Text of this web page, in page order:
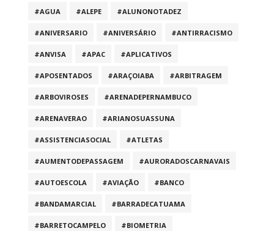
#AGUA #ALEPE #ALUNONOTADEZ
#ANIVERSARIO #ANIVERSÁRIO #ANTIRRACISMO
#ANVISA #APAC #APLICATIVOS
#APOSENTADOS #ARAÇOIABA #ARBITRAGEM
#ARBOVIROSES #ARENADEPERNAMBUCO
#ARENAVERAO #ARIANOSUASSUNA
#ASSISTENCIASOCIAL #ATLETAS
#AUMENTODEPASSAGEM #AURORADOSCARNAVAIS
#AUTOESCOLA #AVIAÇÃO #BANCO
#BANDAMARCIAL #BARRADECATUAMA
#BARRETOCAMPELO #BIOMETRIA